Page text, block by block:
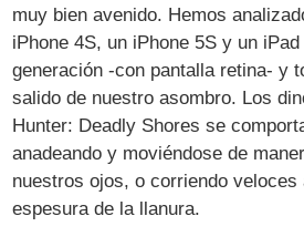
muy bien avenido. Hemos
iPhone 4S, un iPhone 5S y un
generación -con pantalla retina- y
salido de nuestro asombro. Los
Hunter: Deadly Shores se
anadeando y moviéndose de
nuestros ojos, o corriendo
espesura de la llanura.